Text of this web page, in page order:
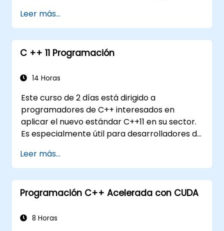
el uso de C++ en sistemas críticos para la
seguridad y en tiempo real.
Depurar un programa en C++ en un
dispositivo objetivo.
Leer más...
C ++ 11 Programación
14 Horas
Este curso de 2 días está dirigido a
programadores de C++ interesados en
aplicar el nuevo estándar C++11 en su sector.
Es especialmente útil para desarrolladores de
las nuevas características con ejemplos de
código que se ejecutarán en el laboratorio.
Leer más...
Programación C++ Acelerada con CUDA
8 Horas